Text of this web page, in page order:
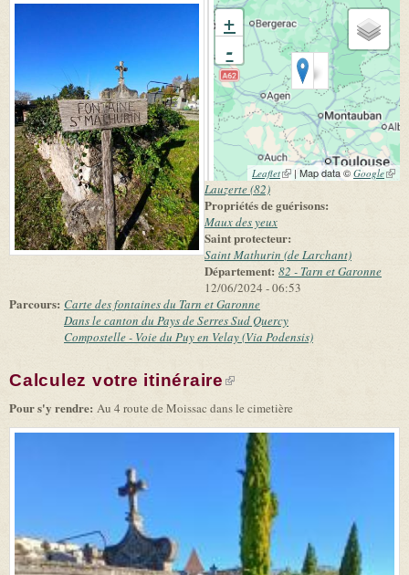
+
-
Leaflet(link is external)
| Map data © Google(link
Lauzerte (82)
Propriétés de guérisons:
Maux des yeux
Saint protecteur:
Saint Mathurin (de Larchant)
Département: 82 - Tarn et Garonne
12/06/2024 - 06:53
Parcours: Carte des fontaines du Tarn et Garonne
Dans le canton du Pays de Serres Sud Quercy
Compostelle - Voie du Puy en Velay (Via Podensis)
Calculez votre itinéraire(link is external)
Pour s'y rendre: Au 4 route de Moissac dans le cimetière